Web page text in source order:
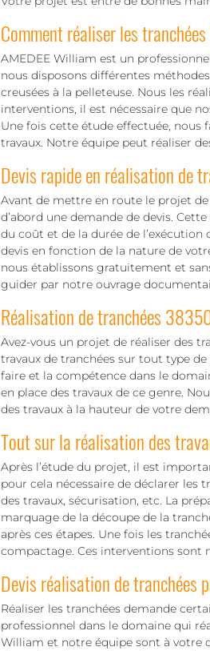
Comment réaliser les
AMEDEE William est un
nous disposons différentes
creusées à la pelleteuse. Nous les
interventions, il est nécessaire que
Une fois cette étude effectuée, nous
travaux. Notre équipe peut réaliser
Devis rapide en réalisation de
Avant de mettre en route le projet
d’abord une demande de devis.
du coût et de la durée de
devis en fonction de la nature de
nous établissons gratuitement et
guider par notre ouvrage
Réalisation de tranchées
Avez-vous un projet de réaliser des
travaux de tranchées sur tout type
faire et la compétence dans le
en place des travaux de ce genre.
des travaux à la hauteur de votre
Tout sur la réalisation des
Après l’étude du projet, il est
pour cela nécessaire de déclarer les
des travaux, sécurisation, etc. La
marquage de la découpe de la
après ces étapes. Une fois les
compactage. Ces interventions sont
Devis réalisation de tranchées
Réaliser les tranchées demande
professionnel dans le domaine qui
William et notre équipe sont à votre